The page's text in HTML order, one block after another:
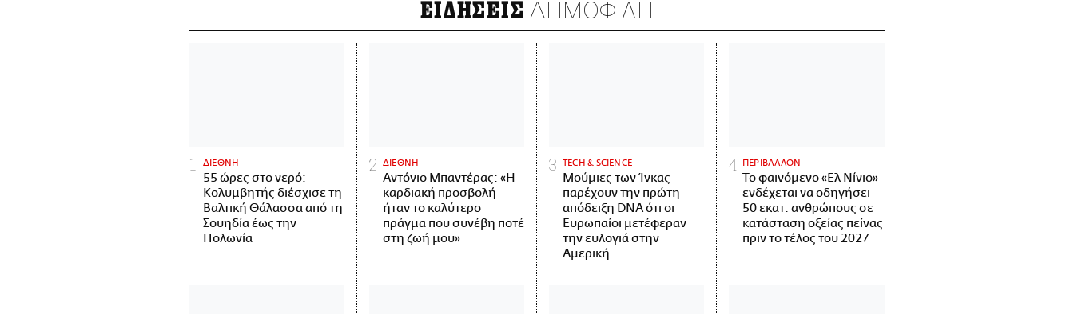
ΕΙΔΗΣΕΙΣ ΔΗΜΟΦΙΛΗ
ΔΙΕΘΝΗ
55 ώρες στο νερό:
Κολυμβητής διέσχισε τη
Βαλτική Θάλασσα από τη
Σουηδία έως την
Πολωνία
ΔΙΕΘΝΗ
Αντόνιο Μπαντέρας: «Η
καρδιακή προσβολή
ήταν το καλύτερο
πράγμα που συνέβη ποτέ
στη ζωή μου»
ΤECH & SCIENCE
Μούμιες των Ίνκας
παρέχουν την πρώτη
απόδειξη DNA ότι οι
Ευρωπαίοι μετέφεραν
την ευλογιά στην
Αμερική
ΠΕΡΙΒΑΛΛΟΝ
Το φαινόμενο «Ελ Νίνιο»
ενδέχεται να οδηγήσει
50 εκατ. ανθρώπους σε
κατάσταση οξείας πείνας
πριν το τέλος του 2027